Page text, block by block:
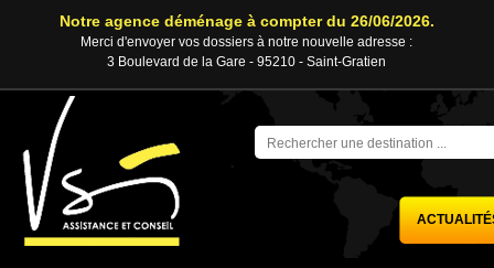
Notre agence déménage à compter du 26/06/2026.
Merci d'envoyer vos dossiers à notre nouvelle adresse :
3 Boulevard de la Gare - 95210 - Saint-Gratien